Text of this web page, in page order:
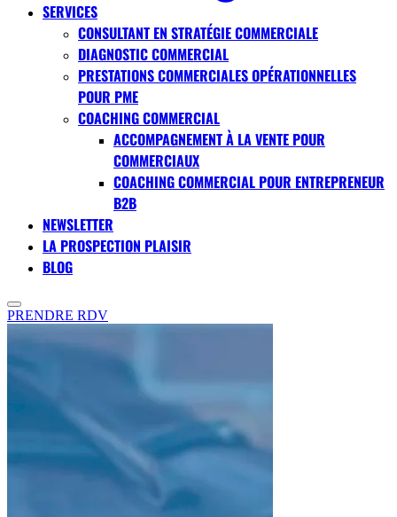
SERVICES
CONSULTANT EN STRATÉGIE COMMERCIALE
DIAGNOSTIC COMMERCIAL
PRESTATIONS COMMERCIALES OPÉRATIONNELLES
POUR PME
COACHING COMMERCIAL
ACCOMPAGNEMENT À LA VENTE POUR
COMMERCIAUX
COACHING COMMERCIAL POUR ENTREPRENEUR
B2B
NEWSLETTER
LA PROSPECTION PLAISIR
BLOG
PRENDRE RDV